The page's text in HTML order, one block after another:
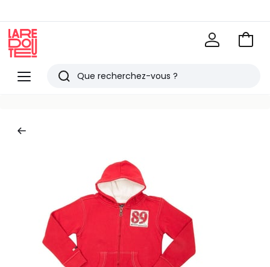
Menu
Redoute
Rechercher
Voir